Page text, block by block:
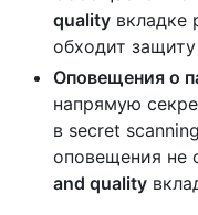
quality вкладке
обходит
Оповещения о
напрямую
в secret
оповещения не
and quality